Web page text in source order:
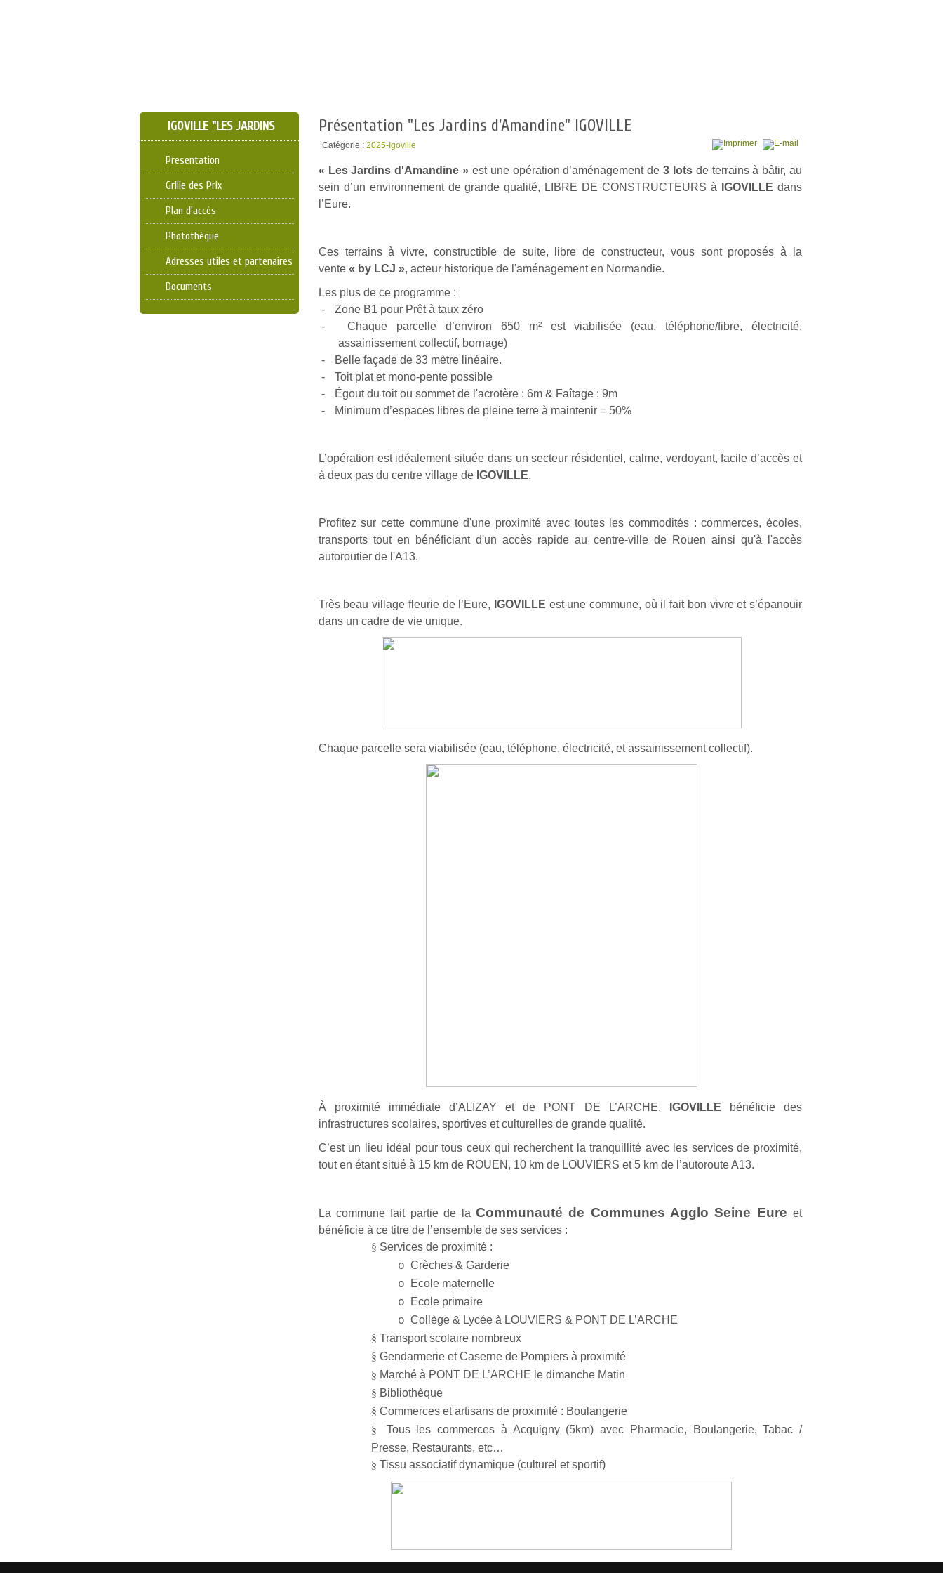
Présentation "Les Jardins d'Amandine" IGOVILLE
Catégorie : 2025-Igoville
« Les Jardins d'Amandine » est une opération d’aménagement de3 lotsde terrains à bâtir, au
sein d’un environnement de grande qualité, LIBRE DE CONSTRUCTEURS à
IGOVILLE dans
l’Eure.
Ces terrains à vivre, constructible de suite, libre de constructeur, vous sont proposés à la
vente « by LCJ », acteur historique de l'aménagement en Normandie.
Les plus de ce programme :
-
Zone B1 pour Prêt à taux zéro
-
Chaque parcelle d’environ 650 m² est viabilisée (eau, téléphone/fibre, électricité,
assainissement collectif, bornage)
-
Belle façade de 33 mètre linéaire.
-
Toit plat et mono-pente possible
-
Égout du toit ou sommet de l'acrotère : 6m & Faîtage : 9m
-
Minimum d’espaces libres de pleine terre à maintenir = 50%
L’opération est idéalement située dans un secteur résidentiel, calme, verdoyant, facile d’accès et
à deux pas du centre village de IGOVILLE.
Profitez sur cette commune d'une proximité avec toutes les commodités : commerces, écoles,
transports tout en bénéficiant d'un accès rapide au centre-ville de Rouen ainsi qu'à l'accès
autoroutier de l'A13.
Très beau village fleurie de l’Eure, IGOVILLE est une commune, où il fait bon vivre et s’épanouir
dans un cadre de vie unique.
Chaque parcelle sera viabilisée (eau, téléphone, électricité, et assainissement collectif).
À proximité immédiate d’ALIZAY et de PONT DE L’ARCHE, IGOVILLE bénéficie des
infrastructures scolaires, sportives et culturelles de grande qualité.
C’est un lieu idéal pour tous ceux qui recherchent la tranquillité avec les services de proximité,
tout en étant situé à 15 km de ROUEN, 10 km de LOUVIERS et 5 km de l’autoroute A13.
La commune fait partie de la Communauté de Communes Agglo Seine Eureet
bénéficie à ce titre de l’ensemble de ses services :
§ Services de proximité :
o Crèches & Garderie
o Ecole maternelle
o Ecole primaire
o Collège & Lycée à LOUVIERS & PONT DE L’ARCHE
§ Transport scolaire nombreux
§ Gendarmerie et Caserne de Pompiers à proximité
§ Marchéà PONT DE L’ARCHE le dimanche Matin
§ Bibliothèque
§ Commerces et artisans de proximité : Boulangerie
§
Tous les commerces à Acquigny (5km) avec Pharmacie, Boulangerie, Tabac /
Presse, Restaurants, etc…
§ Tissu associatif dynamique (culturel et sportif)
IGOVILLE "LES JARDINS
D'AMANDINE"
Presentation
Grille des Prix
Plan d'accès
Photothèque
Adresses utiles et partenaires
Documents